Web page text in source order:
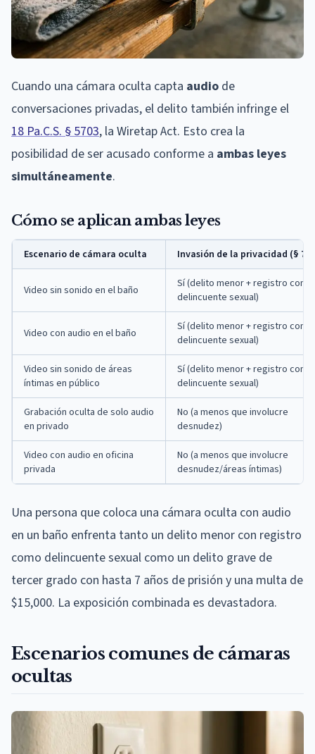
Cuando una cámara oculta capta audio de
conversaciones privadas, el delito también infringe el
18 Pa.C.S. § 5703, la Wiretap Act. Esto crea la
posibilidad de ser acusado conforme a ambas leyes
simultáneamente.
Cómo se aplican ambas leyes
Escenario de cámara oculta Invasión de la privacidad (§
Video sin sonido en el baño
Sí (delito menor + registro como
delincuente sexual)
Video con audio en el baño
Sí (delito menor + registro como
delincuente sexual)
Video sin sonido de áreas
íntimas en público
Sí (delito menor + registro como
delincuente sexual)
Grabación oculta de solo audio
en privado
No (a menos que involucre
desnudez)
Video con audio en oficina
privada
No (a menos que involucre
desnudez/áreas íntimas)
Una persona que coloca una cámara oculta con audio
en un baño enfrenta tanto un delito menor con registro
como delincuente sexual como un delito grave de
tercer grado con hasta 7 años de prisión y una multa de
$15,000. La exposición combinada es devastadora.
Escenarios comunes de cámaras
ocultas